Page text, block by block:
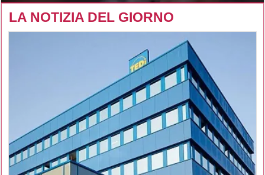
LA NOTIZIA DEL GIORNO